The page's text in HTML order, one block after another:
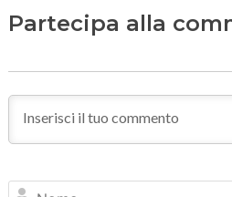
Partecipa alla